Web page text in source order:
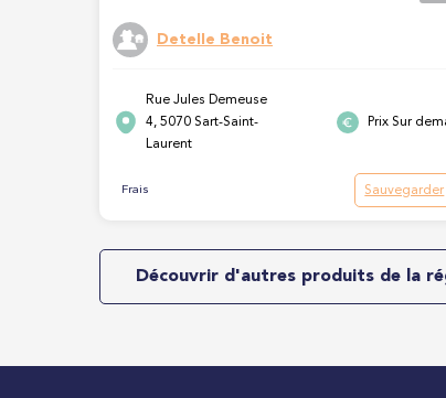
Detelle Benoit
Rue Jules Demeuse
4, 5070 Sart-Saint-
Laurent
Prix Sur
Frais Sauvegarder
Découvrir d'autres produits de la